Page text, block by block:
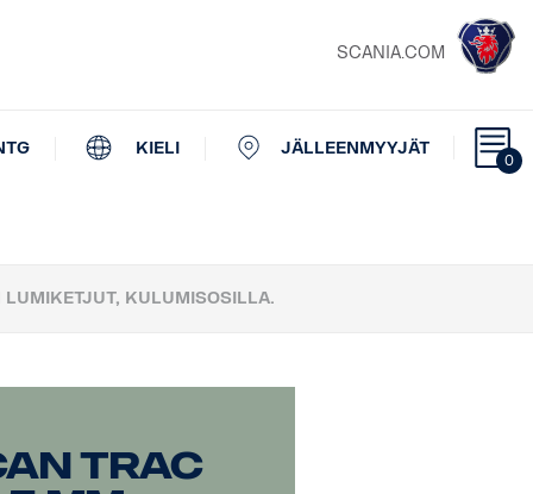
SCANIA.COM
0
KIELI JÄLLEENMYYJÄT
KULUMISOSILLA.
Trac